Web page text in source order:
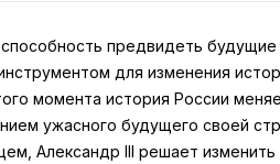
предвидеть
для изменения
момента история России
ужасного будущего своей
Александр III решает изменить